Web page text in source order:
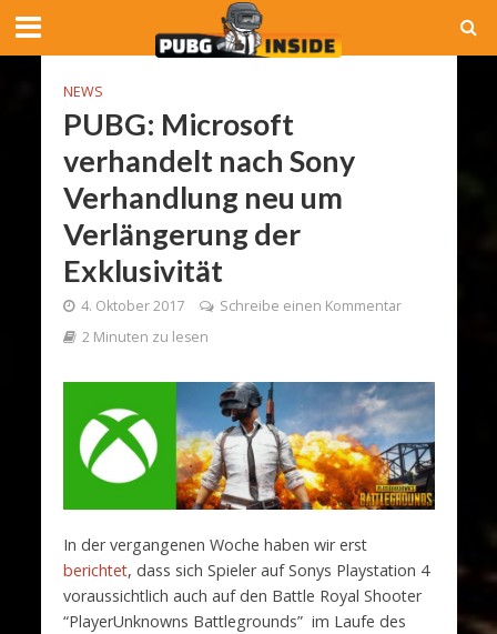
NEWS
PUBG: Microsoft
verhandelt nach Sony
Verhandlung neu um
Verlängerung der
Exklusivität
4. Oktober 2017
Schreibe einen Kommentar
2 Minuten zu lesen
In der vergangenen Woche haben wir erst
berichtet, dass sich Spieler auf Sonys Playstation 4
voraussichtlich auch auf den Battle Royal Shooter
“PlayerUnknowns Battlegrounds” im Laufe des